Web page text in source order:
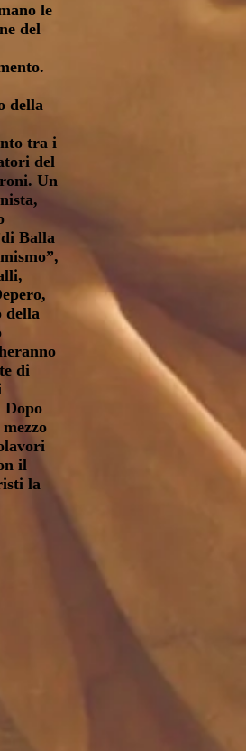
le
del
della
tra i
del
Un
Balla
della
di
Dopo
il
la